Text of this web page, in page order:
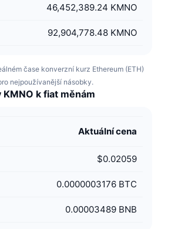
46,452,389.24 KMNO
92,904,778.48 KMNO
čase konverzní kurz Ethereum (ETH)
nejpoužívanější násobky.
k fiat měnám
Aktuální cena
$0.02059
0.0000003176 BTC
0.00003489 BNB